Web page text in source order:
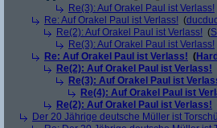
Re(3): Auf Orakel Paul ist Verlass!
Re: Auf Orakel Paul ist Verlass! (
Re(2): Auf Orakel Paul ist Verlass! (
Re(3): Auf Orakel Paul ist Verlass!
Re: Auf Orakel Paul ist Verlass! (
Re(2): Auf Orakel Paul ist Verlass!
Re(3): Auf Orakel Paul ist
Re(4): Auf Orakel Paul ist
Re(2): Auf Orakel Paul ist Verlass!
Der 20 Jährige deutsche Müller ist